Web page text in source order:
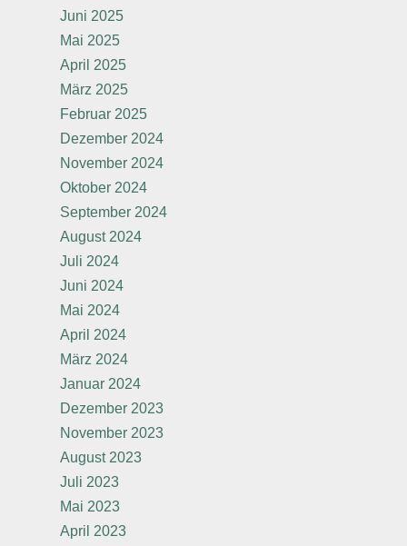
Juni 2025
Mai 2025
April 2025
März 2025
Februar 2025
Dezember 2024
November 2024
Oktober 2024
September 2024
August 2024
Juli 2024
Juni 2024
Mai 2024
April 2024
März 2024
Januar 2024
Dezember 2023
November 2023
August 2023
Juli 2023
Mai 2023
April 2023